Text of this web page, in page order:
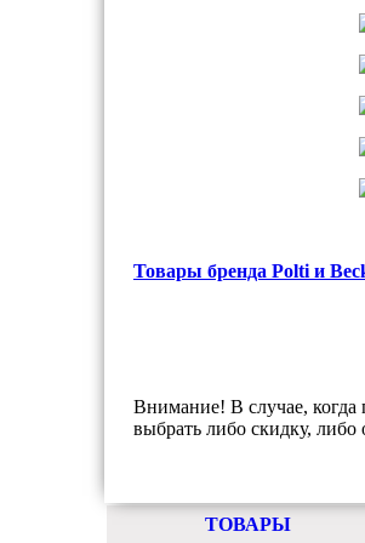
Товары бренда Polti и
Внимание! В случае, когда
выбрать либо скидку, либо
ТОВАРЫ